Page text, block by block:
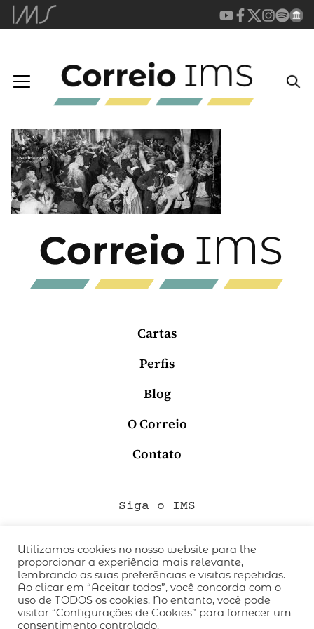
Cartas
Perfis
Blog
O Correio
Contato
Siga o IMS
QUEM SOMOS
CÓDIGO DE CONDUTA
POLÍTICA DE PRIVACIDADE
TERMOS DE USO
Utilizamos cookies no nosso website para lhe
proporcionar a experiência mais relevante,
lembrando as suas preferências e visitas repetidas.
Ao clicar em “Aceitar todos”, você concorda com o
uso de TODOS os cookies. No entanto, você pode
visitar “Configurações de Cookies” para fornecer um
consentimento controlado.